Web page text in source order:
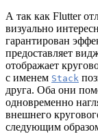
А так как Flutter
визуально
гарантирован
предоставляет
отображает
с именем Stack
друга. Оба они
одновременно
внешнего
следующим